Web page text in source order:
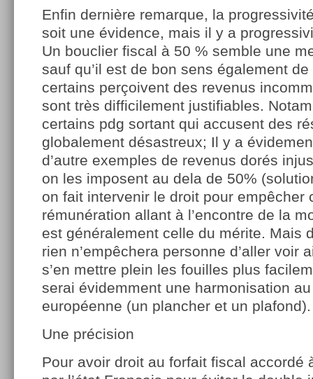
Enfin dernière remarque, la
soit une évidence, mais il y a
Un bouclier fiscal à 50 % semble une
sauf qu’il est de bon sens également de
certains perçoivent des revenus
sont très difficilement justifiables.
certains pdg sortant qui accusent des
globalement désastreux; Il y a
d’autre exemples de revenus dorés
on les imposent au dela de 50%
on fait intervenir le droit pour empêcher
rémunération allant à l’encontre de la
est généralement celle du mérite. Mais
rien n’empêchera personne d’aller voir
s’en mettre plein les fouilles plus
serai évidemment une harmonisation
européenne (un plancher et un plafond).
Une précision
Pour avoir droit au forfait fiscal accordé